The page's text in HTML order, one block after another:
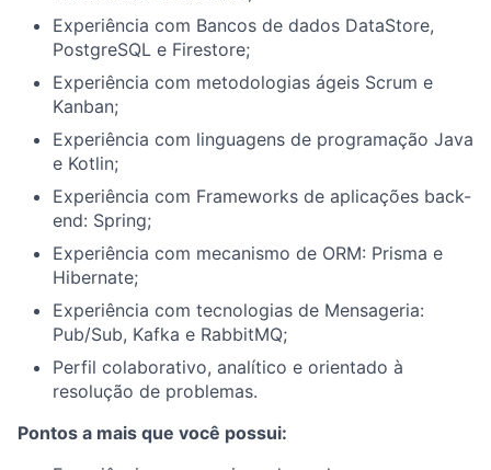
Experiência com Bancos de dados DataStore,
PostgreSQL e Firestore;
Experiência com metodologias ágeis Scrum e
Kanban;
Experiência com linguagens de programação Java
e Kotlin;
Experiência com Frameworks de aplicações back-
end: Spring;
Experiência com mecanismo de ORM: Prisma e
Hibernate;
Experiência com tecnologias de Mensageria:
Pub/Sub, Kafka e RabbitMQ;
Perfil colaborativo, analítico e orientado à
resolução de problemas.
Pontos a mais que você possui: